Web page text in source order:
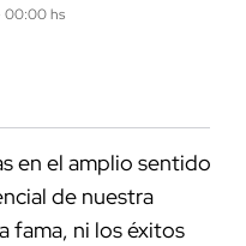
00:00 hs
en el amplio sentido
de nuestra
fama, ni los éxitos